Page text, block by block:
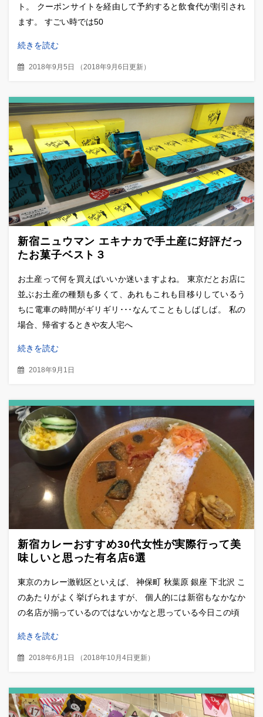
ト。 クーポンサイトを経由して予約すると飲食代が割引され
ます。 すごい時では50
続きを読む
2018年9月5日 （ 2018年9月6日更新）
新宿ニュウマン エキナカで手土産に好評だっ
たお菓子ベスト３
お土産って何を買えばいいか迷いますよね。 東京だとお店に
並ぶお土産の種類も多くて、あれもこれも目移りしているう
ちに電車の時間がギリギリ･･･なんてこともしばしば。 私の
場合、帰省するときや友人宅へ
続きを読む
2018年9月1日
新宿カレーおすすめ30代女性が実際行って美
味しいと思った有名店6選
東京のカレー激戦区といえば、 神保町 秋葉原 銀座 下北沢 こ
のあたりがよく挙げられますが、 個人的には新宿もなかなか
の名店が揃っているのではないかなと思っている今日この頃
続きを読む
2018年6月1日 （2018年10月4日更新）